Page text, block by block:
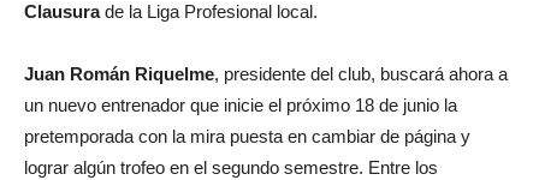
Clausurade la Liga Profesional local.
Juan Román Riquelme, presidente del club, buscará ahora a
un nuevo entrenador que inicie el próximo 18 de junio la
pretemporada con la mira puesta en cambiar de página y
lograr algún trofeo en el segundo semestre. Entre los